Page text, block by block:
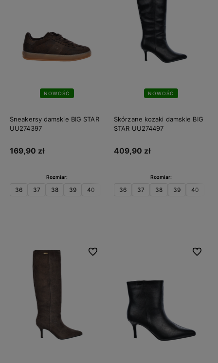
NOWOŚĆ
Sneakersy damskie BIG STAR
UU274397
169,90 zł
Rozmiar:
36 37 38 39 40
NOWOŚĆ
Skórzane kozaki damskie BIG
STAR UU274497
409,90 zł
Rozmiar:
36 37 38 39 40
Do ulubionych Do